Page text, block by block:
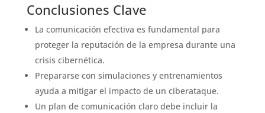
Conclusiones Clave
La comunicación efectiva es fundamental para
proteger la reputación de la empresa durante una
crisis cibernética.
Prepararse con simulaciones y entrenamientos
ayuda a mitigar el impacto de un ciberataque.
Un plan de comunicación claro debe incluir la